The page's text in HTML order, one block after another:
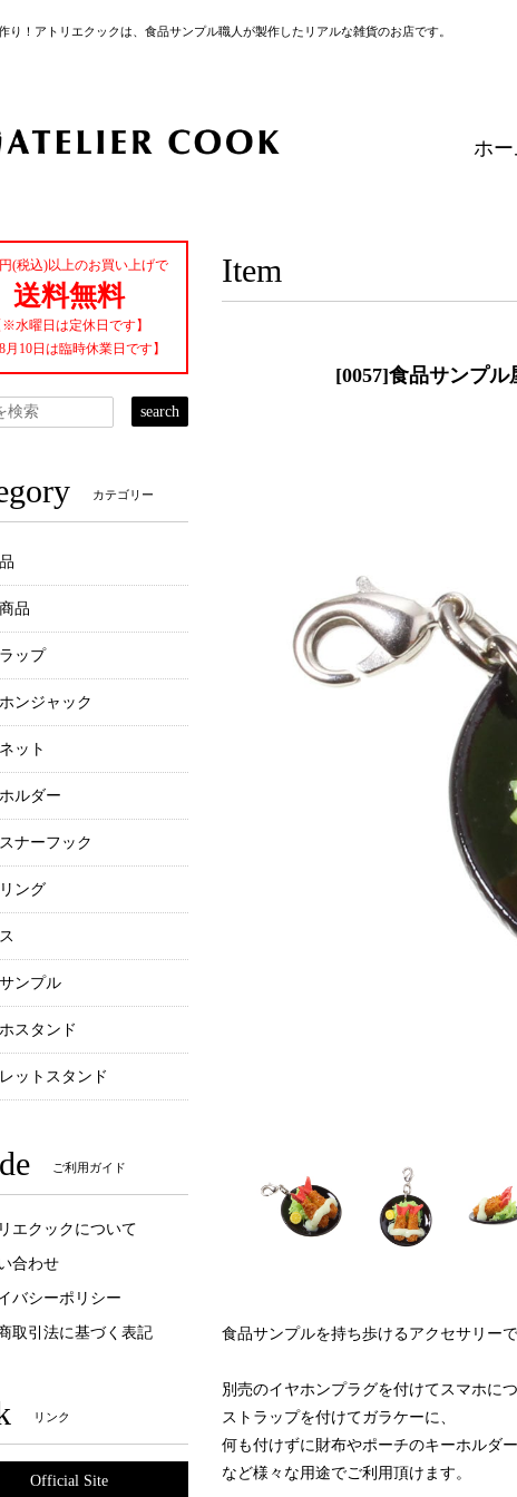
り！アトリエクックは、食品サンプル職人が製作したリアルな雑貨のお店です。
ホー
Item
[0057]食品サンプル
食品サンプルを持ち歩けるアクセサリーで
別売のイヤホンプラグを付けてスマホに
ストラップを付けてガラケーに、
何も付けずに財布やポーチのキーホルダ
など様々な用途でご利用頂けます。
(税込)以上のお買い上げで
送料無料
※水曜日は定休日です】
月10日は臨時休業日です】
search
カテゴリー
品
ップ
ンジャック
ット
ルダー
ナーフック
ング
ンプル
スタンド
ットスタンド
ご利用ガイド
エクックについて
合わせ
バシーポリシー
取引法に基づく表記
リンク
Official Site